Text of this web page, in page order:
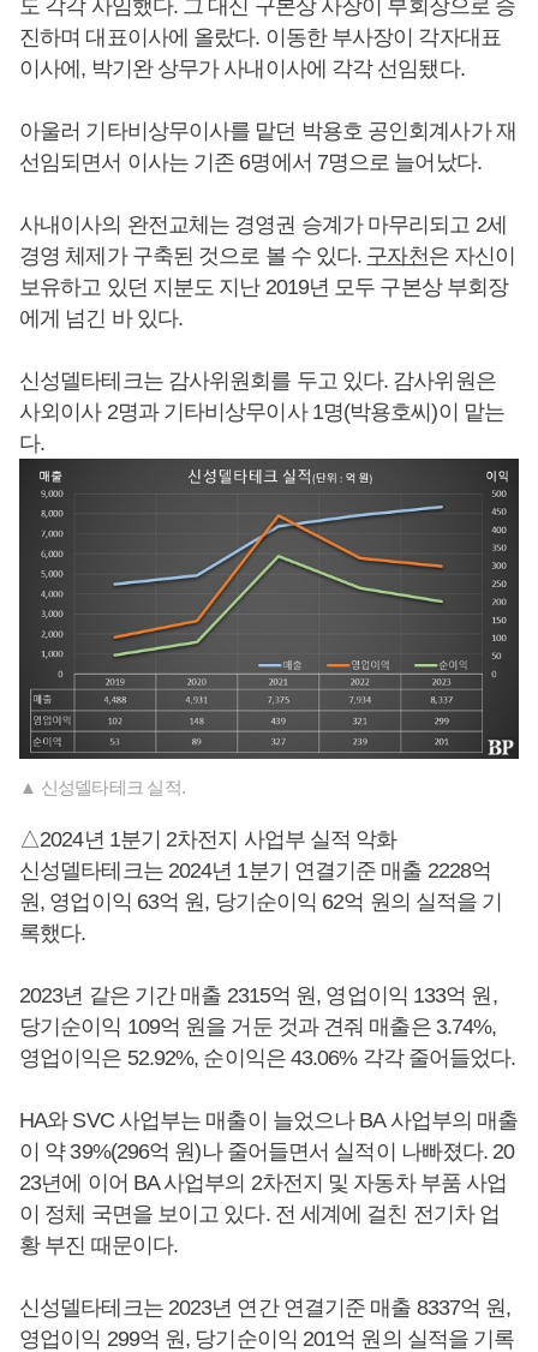
도 각각 사임했다. 그 대신 구본상 사장이 부회장으로 승
진하며 대표이사에 올랐다. 이동한 부사장이 각자대표
이사에, 박기완 상무가 사내이사에 각각 선임됐다.
아울러 기타비상무이사를 맡던 박용호 공인회계사가 재
선임되면서 이사는 기존 6명에서 7명으로 늘어났다.
사내이사의 완전교체는 경영권 승계가 마무리되고 2세
경영 체제가 구축된 것으로 볼 수 있다. 구자천은 자신이
보유하고 있던 지분도 지난 2019년 모두 구본상 부회장
에게 넘긴 바 있다.
신성델타테크는 감사위원회를 두고 있다. 감사위원은
사외이사 2명과 기타비상무이사 1명(박용호씨)이 맡는
다.
▲ 신성델타테크 실적.
△2024년 1분기 2차전지 사업부 실적 악화
신성델타테크는 2024년 1분기 연결기준 매출 2228억
원, 영업이익 63억 원, 당기순이익 62억 원의 실적을 기
록했다.
2023년 같은 기간 매출 2315억 원, 영업이익 133억 원,
당기순이익 109억 원을 거둔 것과 견줘 매출은 3.74%,
영업이익은 52.92%, 순이익은 43.06% 각각 줄어들었다.
HA와 SVC 사업부는 매출이 늘었으나 BA 사업부의 매출
이 약 39%(296억 원)나 줄어들면서 실적이 나빠졌다. 20
23년에 이어 BA 사업부의 2차전지 및 자동차 부품 사업
이 정체 국면을 보이고 있다. 전 세계에 걸친 전기차 업
황 부진 때문이다.
신성델타테크는 2023년 연간 연결기준 매출 8337억 원,
영업이익 299억 원, 당기순이익 201억 원의 실적을 기록